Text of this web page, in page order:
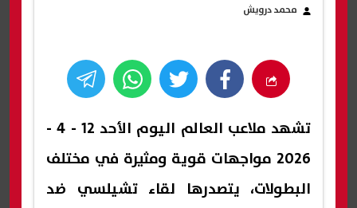
محمد درويش
تشهد ملاعب العالم اليوم الأحد 12 - 4 -
2026 مواجهات قوية ومثيرة في مختلف
البطولات، يتصدرها لقاء تشيلسي ضد